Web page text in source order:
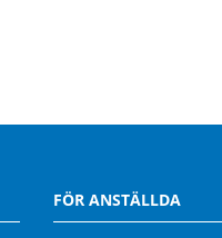
FÖR ANSTÄLLDA